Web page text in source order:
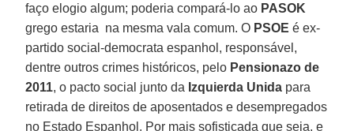
faço elogio algum; poderia compará-lo ao PASOK
grego estaria na mesma vala comum. O PSOE é ex-
partido social-democrata espanhol, responsável,
dentre outros crimes históricos, pelo Pensionazo de
2011, o pacto social junto da Izquierda Unida para
retirada de direitos de aposentados e desempregados
no Estado Espanhol. Por mais sofisticada que seja, e